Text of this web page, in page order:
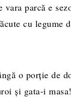
parcă e
cu legume
o porţie de
şi gata-i